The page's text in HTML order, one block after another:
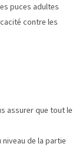
puces adultes
contre les
assurer que tout le
de la partie